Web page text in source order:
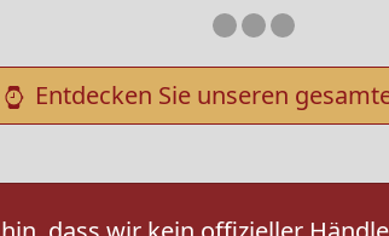
Entdecken Sie unseren